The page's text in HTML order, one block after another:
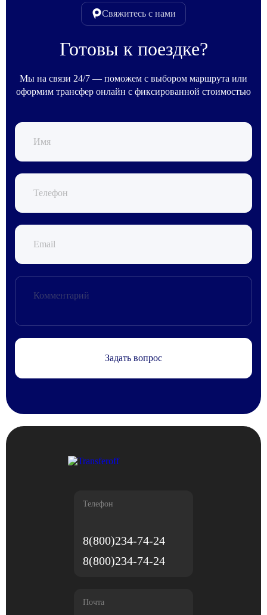
Свяжитесь с нами
Готовы к поездке?
Мы на связи 24/7 — поможем с выбором маршрута или
оформим трансфер онлайн с фиксированной стоимостью
Задать вопрос
Телефон
8(800)234-74-24
8(800)234-74-24
Почта